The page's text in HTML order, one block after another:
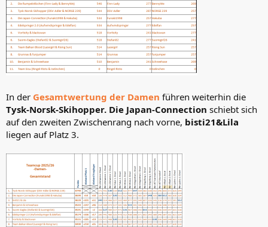
In der Gesamtwertung der Damen führen weiterhin die
Tysk-Norsk-Skihopper. Die Japan-Connection schiebt sich
auf den zweiten Zwischenrang nach vorne, bisti21&Lila
liegen auf Platz 3.